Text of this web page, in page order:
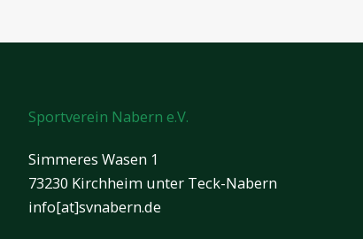
Sportverein Nabern e.V.
Simmeres Wasen 1
73230 Kirchheim unter Teck-Nabern
info[at]svnabern.de